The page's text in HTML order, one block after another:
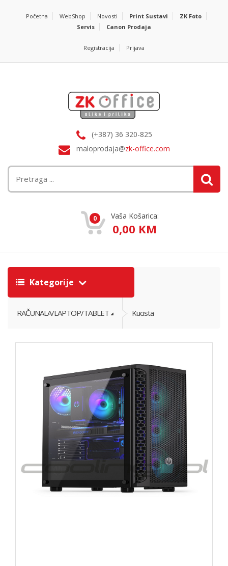
Početna WebShop Novosti Print Sustavi
ZK Foto
Servis
Canon Prodaja
Registracija Prijava
(+387) 36 320-825
maloprodaja@zk-office.com
0 Vaša Košarica:
0,00 KM
Kategorije
RAČUNALA/LAPTOP/TABLET Kucista